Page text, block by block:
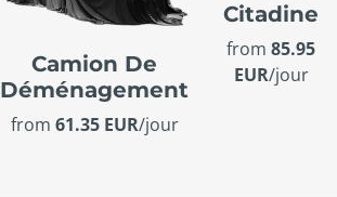
Camion De
Déménagement
from 61.35 EUR/jour
Citadine
from 85.95
EUR/jour